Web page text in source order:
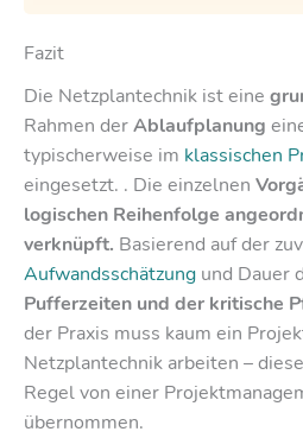
Fazit
Die Netzplantechnik ist eine
Rahmen derAblaufplanung
typischerweise im klassischen
eingesetzt. . Die einzelnen
logischen Reihenfolge
verknüpft. Basierend auf der
Aufwandsschätzung und Dauer
Pufferzeiten und der kritische
der Praxis muss kaum ein
Netzplantechnik arbeiten –
Regel von einer
übernommen.